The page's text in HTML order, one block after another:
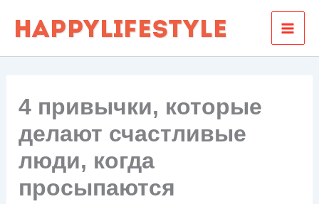
4 привычки, которые
делают счастливые
люди, когда
просыпаются